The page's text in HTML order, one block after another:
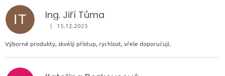
IT Ing. Jiří Tůma
Hodnocení obchodu je 5 z 5 hvězdiček.
| 15.12.2025
Výborné produkty, skvělý přístup, rychlost, vřele doporučuji.